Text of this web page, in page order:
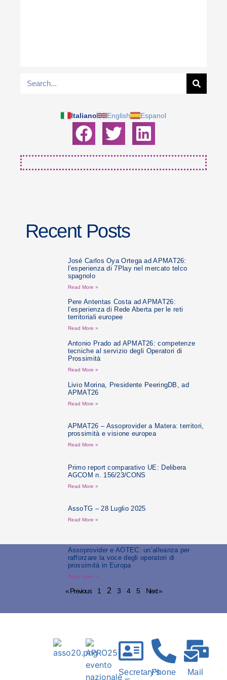
Italiano English Espanol
Recent Posts
José Carlos Oya Ortega ad APMAT26:
l’esperienza di 7Play nel mercato telco
spagnolo
Read More »
Pere Antentas Costa ad APMAT26:
l’esperienza di Rede Aberta per le reti
territoriali europee
Read More »
Antonio Prado ad APMAT26: competenze
tecniche al servizio degli Operatori di
Prossimità
Read More »
Livio Morina, Presidente PeeringDB, ad
APMAT26
Read More »
APMAT26 – Assoprovider a Matera: territori,
prossimità e visione europea
Read More »
Primo report comparativo UE: Delibera
AGCOM n. 156/23/CONS
Read More »
AssoTG – 28 Luglio 2025
Read More »
Assoprovider e AOTEC: un’alleanza per
rafforzare la voce degli operatori di
prossimità in Europa
Read More »
« Previous 1 2 3 4 5 Next »
Secretary'sPhone Mail